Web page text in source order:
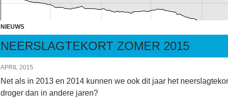
NIEUWS
NEERSLAGTEKORT ZOMER 2015
APRIL 2015
Net als in 2013 en 2014 kunnen we ook dit jaar het
droger dan in andere jaren?